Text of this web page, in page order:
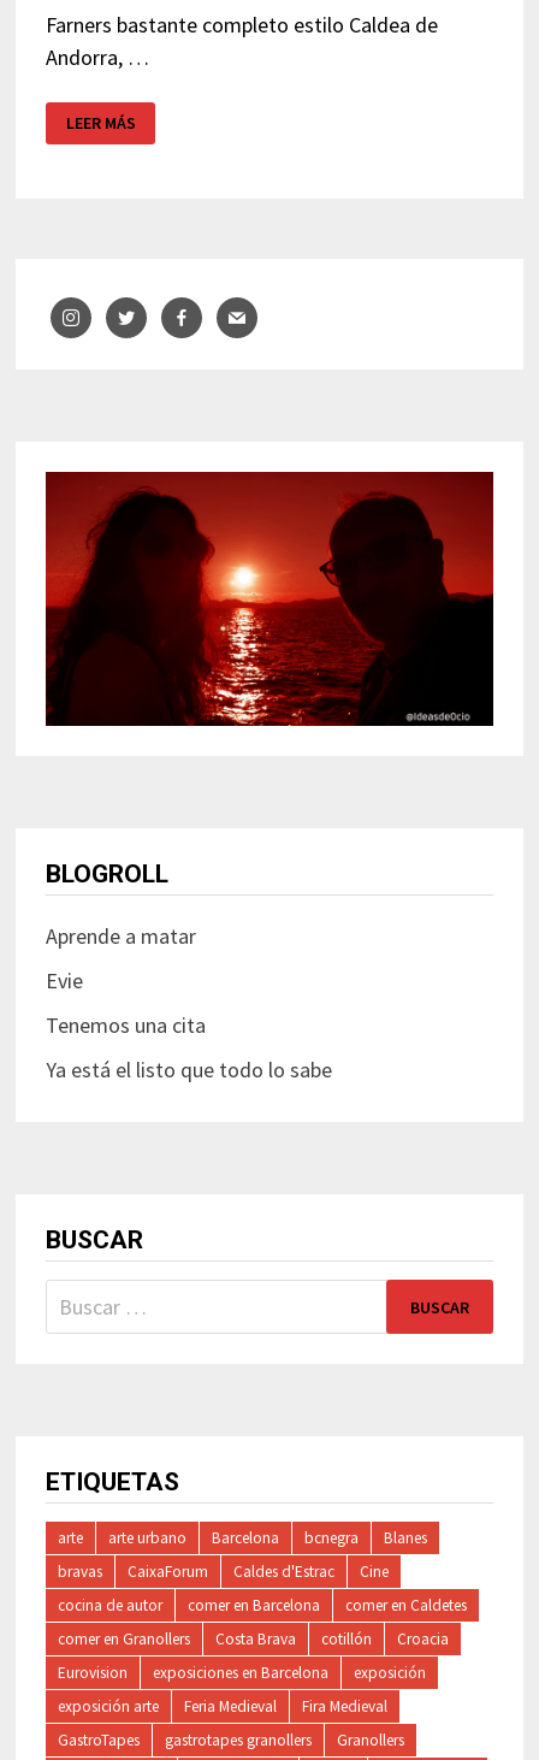
Farners bastante completo estilo Caldea de
Andorra, …
SPA
MAGMA
–
LEER MÁS
BLOGROLL
Aprende a matar
Evie
Tenemos una cita
Ya está el listo que todo lo sabe
BUSCAR
Buscar:
ETIQUETAS
arte arte urbano Barcelona bcnegra
Blanes
bravas
CaixaForum Caldes d'Estrac
Cine
cocina de autor
comer en Barcelona
comer en Caldetes
comer en Granollers
Costa Brava cotillón
Croacia
Eurovision
exposiciones en Barcelona
exposición
exposición arte
Feria Medieval
Fira Medieval
GastroTapes
gastrotapes granollers Granollers